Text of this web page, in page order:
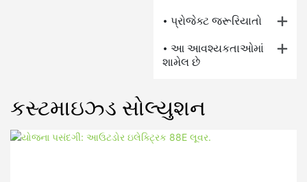
• પ્રોજેક્ટ જરૂરિયાતો
• આ આવશ્યકતાઓમાં
શામેલ છે
કસ્ટમાઇઝ્ડ સોલ્યુશન